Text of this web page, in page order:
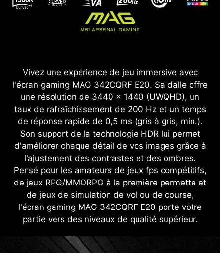
Vivez une expérience de jeu immersive avec
l'écran gaming MAG 342CQRF E20. Sa dalle offre
une résolution de 3440 x 1440 (UWQHD), un
taux de rafraîchissement de 200 Hz et un temps
de réponse rapide de 0,5 ms (gris à gris, min.).
Son support de la technologie HDR lui permet
d'améliorer chaque détail de vos images grâce à
l'ajustement des contrastes et des ombres.
Pensé pour les amateurs de jeux fps compétitifs,
de jeux RPG/MMORPG à la première permette et
de jeux de simulation de vol ou de course,
l'écran gaming MAG 342CQRF E20 porte votre
partie vers des niveaux de qualité supérieur.